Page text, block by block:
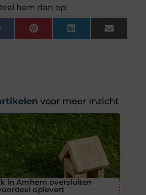
hem dan op:
FacebookPinterestLinkedInEmail
voor meer inzicht
in Arnhem oversluiten
oplevert